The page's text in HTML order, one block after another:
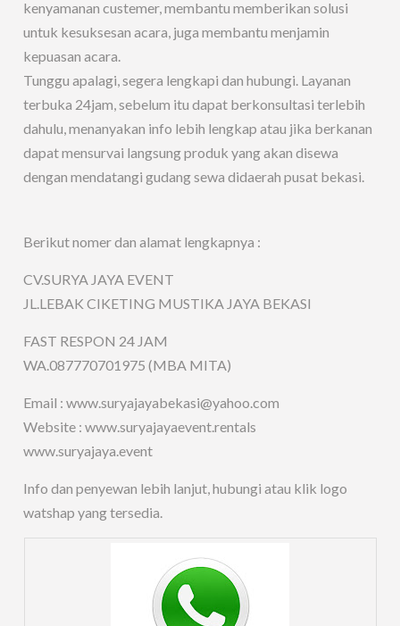
kenyamanan custemer, membantu memberikan solusi
untuk kesuksesan acara, juga membantu menjamin
kepuasan acara.
Tunggu apalagi, segera lengkapi dan hubungi. Layanan
terbuka 24jam, sebelum itu dapat berkonsultasi terlebih
dahulu, menanyakan info lebih lengkap atau jika berkanan
dapat mensurvai langsung produk yang akan disewa
dengan mendatangi gudang sewa didaerah pusat bekasi.
Berikut nomer dan alamat lengkapnya :
CV.SURYA JAYA EVENT
JL.LEBAK CIKETING MUSTIKA JAYA BEKASI
FAST RESPON 24 JAM
WA.087770701975 (MBA MITA)
Email : www.suryajayabekasi@yahoo.com
Website : www.suryajayaevent.rentals
www.suryajaya.event
Info dan penyewan lebih lanjut, hubungi atau klik logo
watshap yang tersedia.